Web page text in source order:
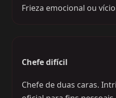
Frieza emocional ou
Chefe difícil
Chefe de duas caras.